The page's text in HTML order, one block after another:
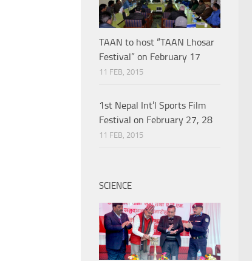
TAAN to host “TAAN Lhosar
Festival” on February 17
11 FEB, 2015
1st Nepal Int’l Sports Film
Festival on February 27, 28
11 FEB, 2015
SCIENCE